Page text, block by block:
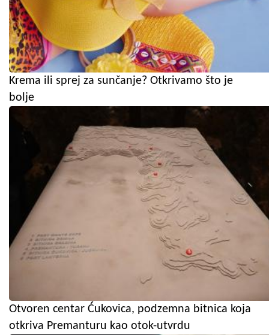
Krema ili sprej za sunčanje? Otkrivamo što je
bolje
Otvoren centar Ćukovica, podzemna bitnica koja
otkriva Premanturu kao otok-utvrdu